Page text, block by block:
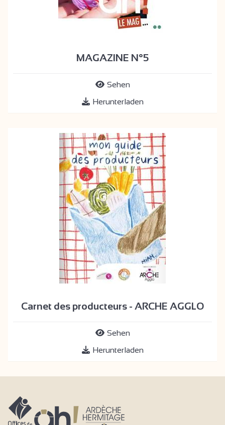
MAGAZINE N°5
Sehen
Herunterladen
Carnet des producteurs - ARCHE AGGLO
Sehen
Herunterladen